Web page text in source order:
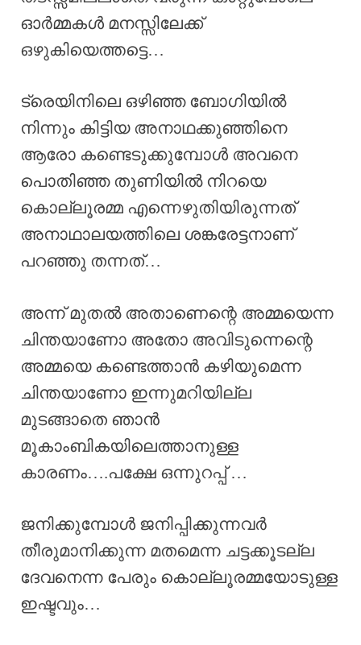
ഓർമ്മകൾ മനസ്സിലേക്ക്
ഒഴുകിയെത്തട്ടെ…
ട്രെയിനിലെ ഒഴിഞ്ഞ ബോഗിയിൽ
നിന്നും കിട്ടിയ അനാഥക്കുഞ്ഞിനെ
ആരോ കണ്ടെടുക്കുമ്പോൾ അവനെ
പൊതിഞ്ഞ തുണിയിൽ നിറയെ
കൊല്ലൂരമ്മ എന്നെഴുതിയിരുന്നത്
അനാഥാലയത്തിലെ ശങ്കരേട്ടനാണ്
പറഞ്ഞു തന്നത്…
അന്ന് മുതൽ അതാണെന്റെ അമ്മയെന്ന
ചിന്തയാണോ അതോ അവിടുന്നെന്റെ
അമ്മയെ കണ്ടെത്താൻ കഴിയുമെന്ന
ചിന്തയാണോ ഇന്നുമറിയില്ല
മുടങ്ങാതെ ഞാൻ
മൂകാംബികയിലെത്താനുള്ള
കാരണം….പക്ഷേ ഒന്നുറപ്പ് …
ജനിക്കുമ്പോൾ ജനിപ്പിക്കുന്നവർ
തീരുമാനിക്കുന്ന മതമെന്ന ചട്ടക്കൂടല്ല
ദേവനെന്ന പേരും കൊല്ലൂരമ്മയോടുള്ള
ഇഷ്ടവും…